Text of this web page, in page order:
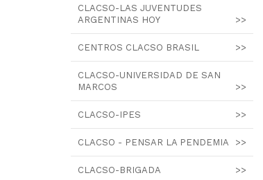
CLACSO-LAS JUVENTUDES
ARGENTINAS HOY
>>
CENTROS CLACSO BRASIL >>
CLACSO-UNIVERSIDAD DE SAN
MARCOS
>>
CLACSO-IPES >>
CLACSO - PENSAR LA PENDEMIA >>
CLACSO-BRIGADA >>